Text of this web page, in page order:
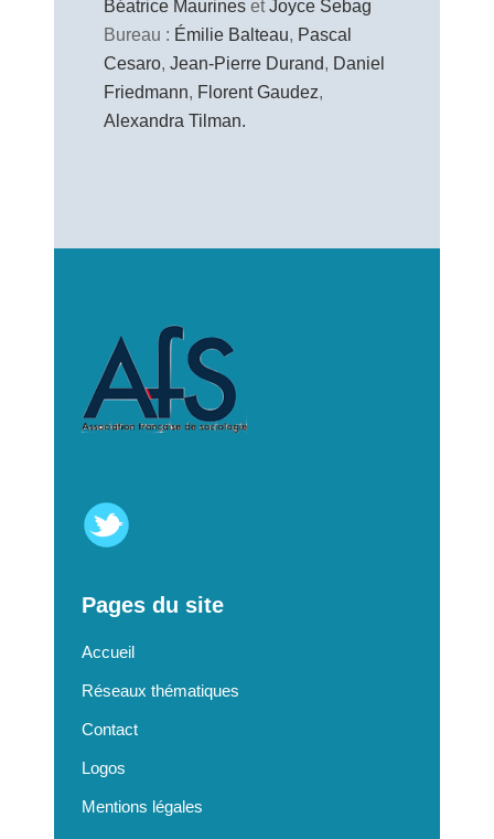
Béatrice Maurines etJoyce Sebag
Bureau : Émilie Balteau, Pascal
Cesaro, Jean-Pierre Durand, Daniel
Friedmann, Florent Gaudez,
Alexandra Tilman.
Pages du site
Accueil
Réseaux thématiques
Contact
Logos
Mentions légales